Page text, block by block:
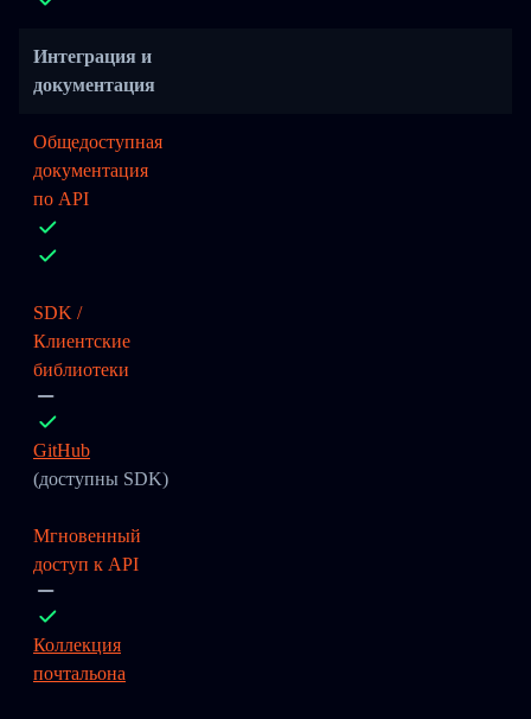
Интеграция и
документация
Общедоступная
документация
по API
SDK /
Клиентские
библиотеки
GitHub
(доступны SDK)
Мгновенный
доступ к API
Коллекция
почтальона